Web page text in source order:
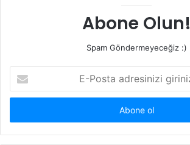
Abone Olun!
Spam Göndermeyeceğiz :)
Posta
adresinizi